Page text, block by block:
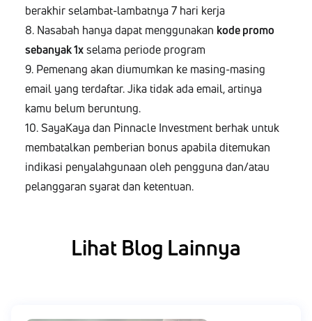
berakhir selambat-lambatnya 7 hari kerja
8. Nasabah hanya dapat menggunakan kode promo
sebanyak 1xselama periode program
9. Pemenang akan diumumkan ke masing-masing
email yang terdaftar. Jika tidak ada email, artinya
kamu belum beruntung.
10. SayaKaya dan Pinnacle Investment berhak untuk
membatalkan pemberian bonus apabila ditemukan
indikasi penyalahgunaan oleh pengguna dan/atau
pelanggaran syarat dan ketentuan.
Lihat Blog Lainnya